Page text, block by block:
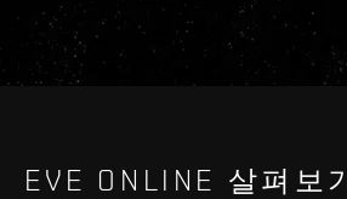
EVE ONLINE 살펴보기